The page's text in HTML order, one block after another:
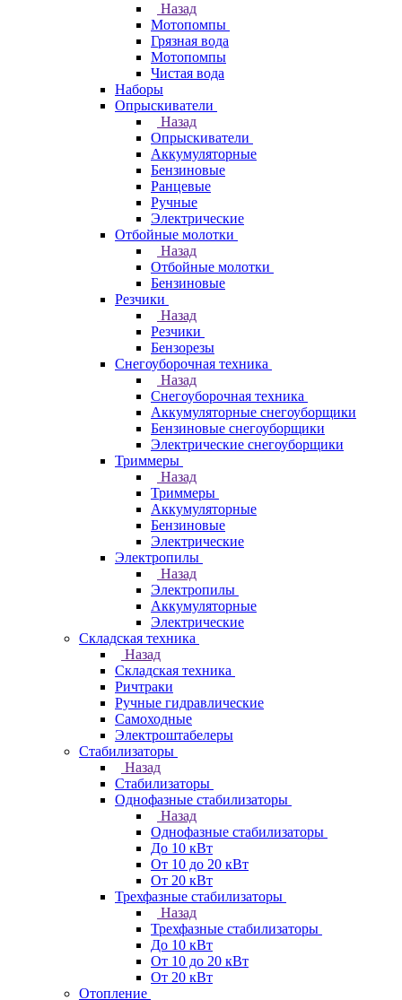
Назад
Мотопомпы
Грязная вода
Мотопомпы
Чистая вода
Наборы
Опрыскиватели
Назад
Опрыскиватели
Аккумуляторные
Бензиновые
Ранцевые
Ручные
Электрические
Отбойные молотки
Назад
Отбойные молотки
Бензиновые
Резчики
Назад
Резчики
Бензорезы
Снегоуборочная техника
Назад
Снегоуборочная техника
Аккумуляторные снегоуборщики
Бензиновые снегоуборщики
Электрические снегоуборщики
Триммеры
Назад
Триммеры
Аккумуляторные
Бензиновые
Электрические
Электропилы
Назад
Электропилы
Аккумуляторные
Электрические
Складская техника
Назад
Складская техника
Ричтраки
Ручные гидравлические
Самоходные
Электроштабелеры
Стабилизаторы
Назад
Стабилизаторы
Однофазные стабилизаторы
Назад
Однофазные стабилизаторы
До 10 кВт
От 10 до 20 кВт
От 20 кВт
Трехфазные стабилизаторы
Назад
Трехфазные стабилизаторы
До 10 кВт
От 10 до 20 кВт
От 20 кВт
Отопление